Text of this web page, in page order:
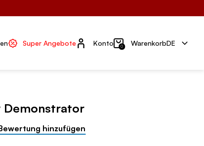
Super Angebote Konto
Konto 0 WarenkorbDE
Demonstrator
hinzufügen